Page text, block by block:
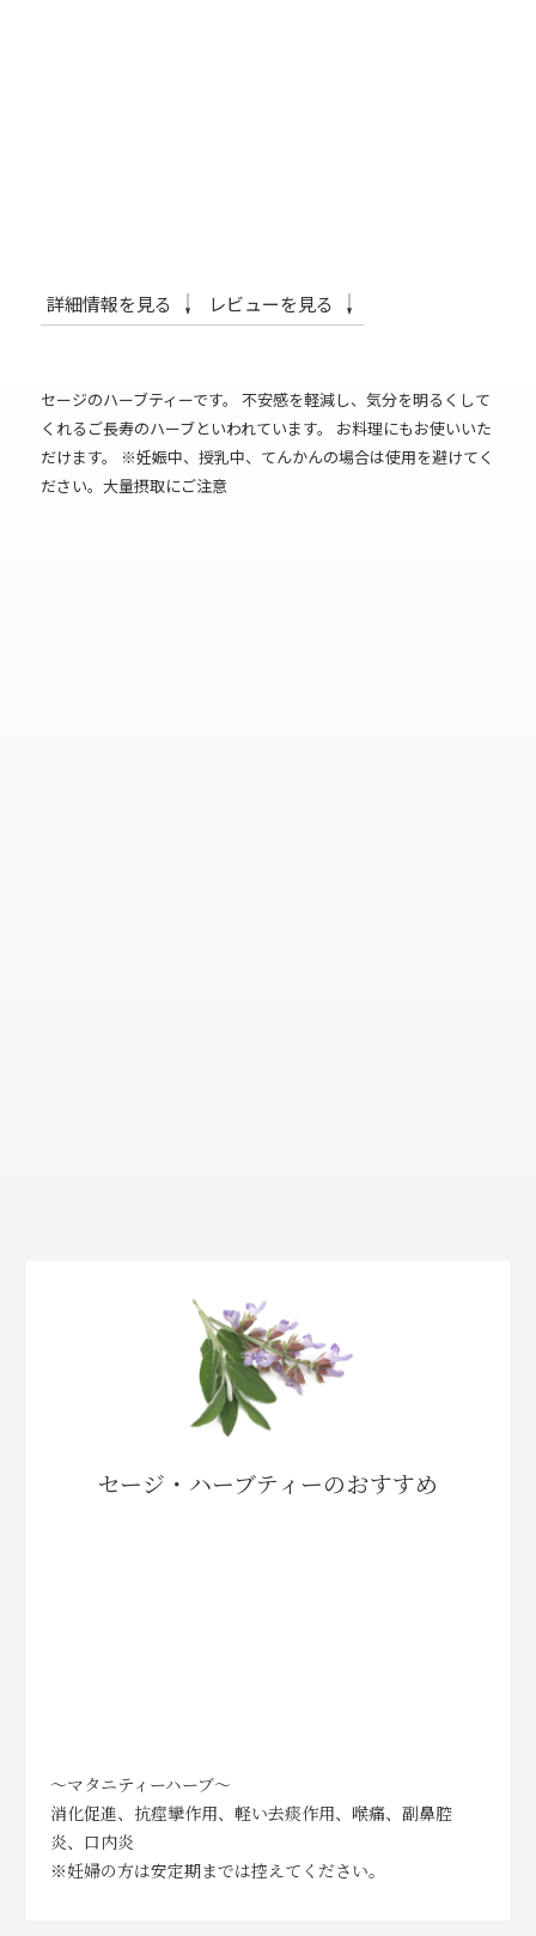
詳細情報を見る レビューを見る
セージのハーブティーです。 不安感を軽減し、気分を明るくして
くれるご長寿のハーブといわれています。 お料理にもお使いいた
だけます。 ※妊娠中、授乳中、てんかんの場合は使用を避けてく
ださい。大量摂取にご注意
セージ・ハーブティーのおすすめ
～マタニティーハーブ～
消化促進、抗痙攣作用、軽い去痰作用、喉痛、副鼻腔
炎、口内炎
※妊婦の方は安定期までは控えてください。